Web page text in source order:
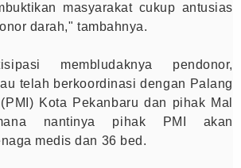
masyarakat cukup antusias
darah," tambahnya.
membludaknya pendonor,
telah berkoordinasi dengan Palang
Kota Pekanbaru dan pihak Mal
nantinya pihak PMI akan
medis dan 36 bed.